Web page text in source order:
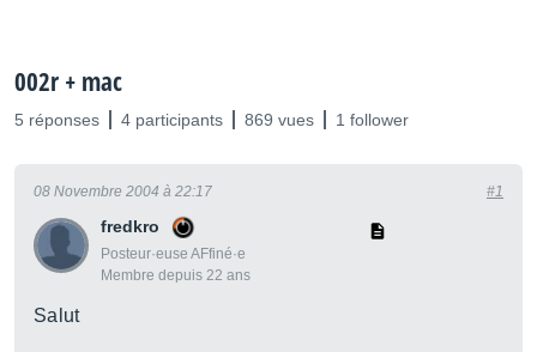
002r + mac
5 réponses 4 participants 869 vues 1 follower
fredkro
Posteur·euse AFfiné·e
Membre depuis 22 ans
08 Novembre 2004 à 22:17 #1
Salut